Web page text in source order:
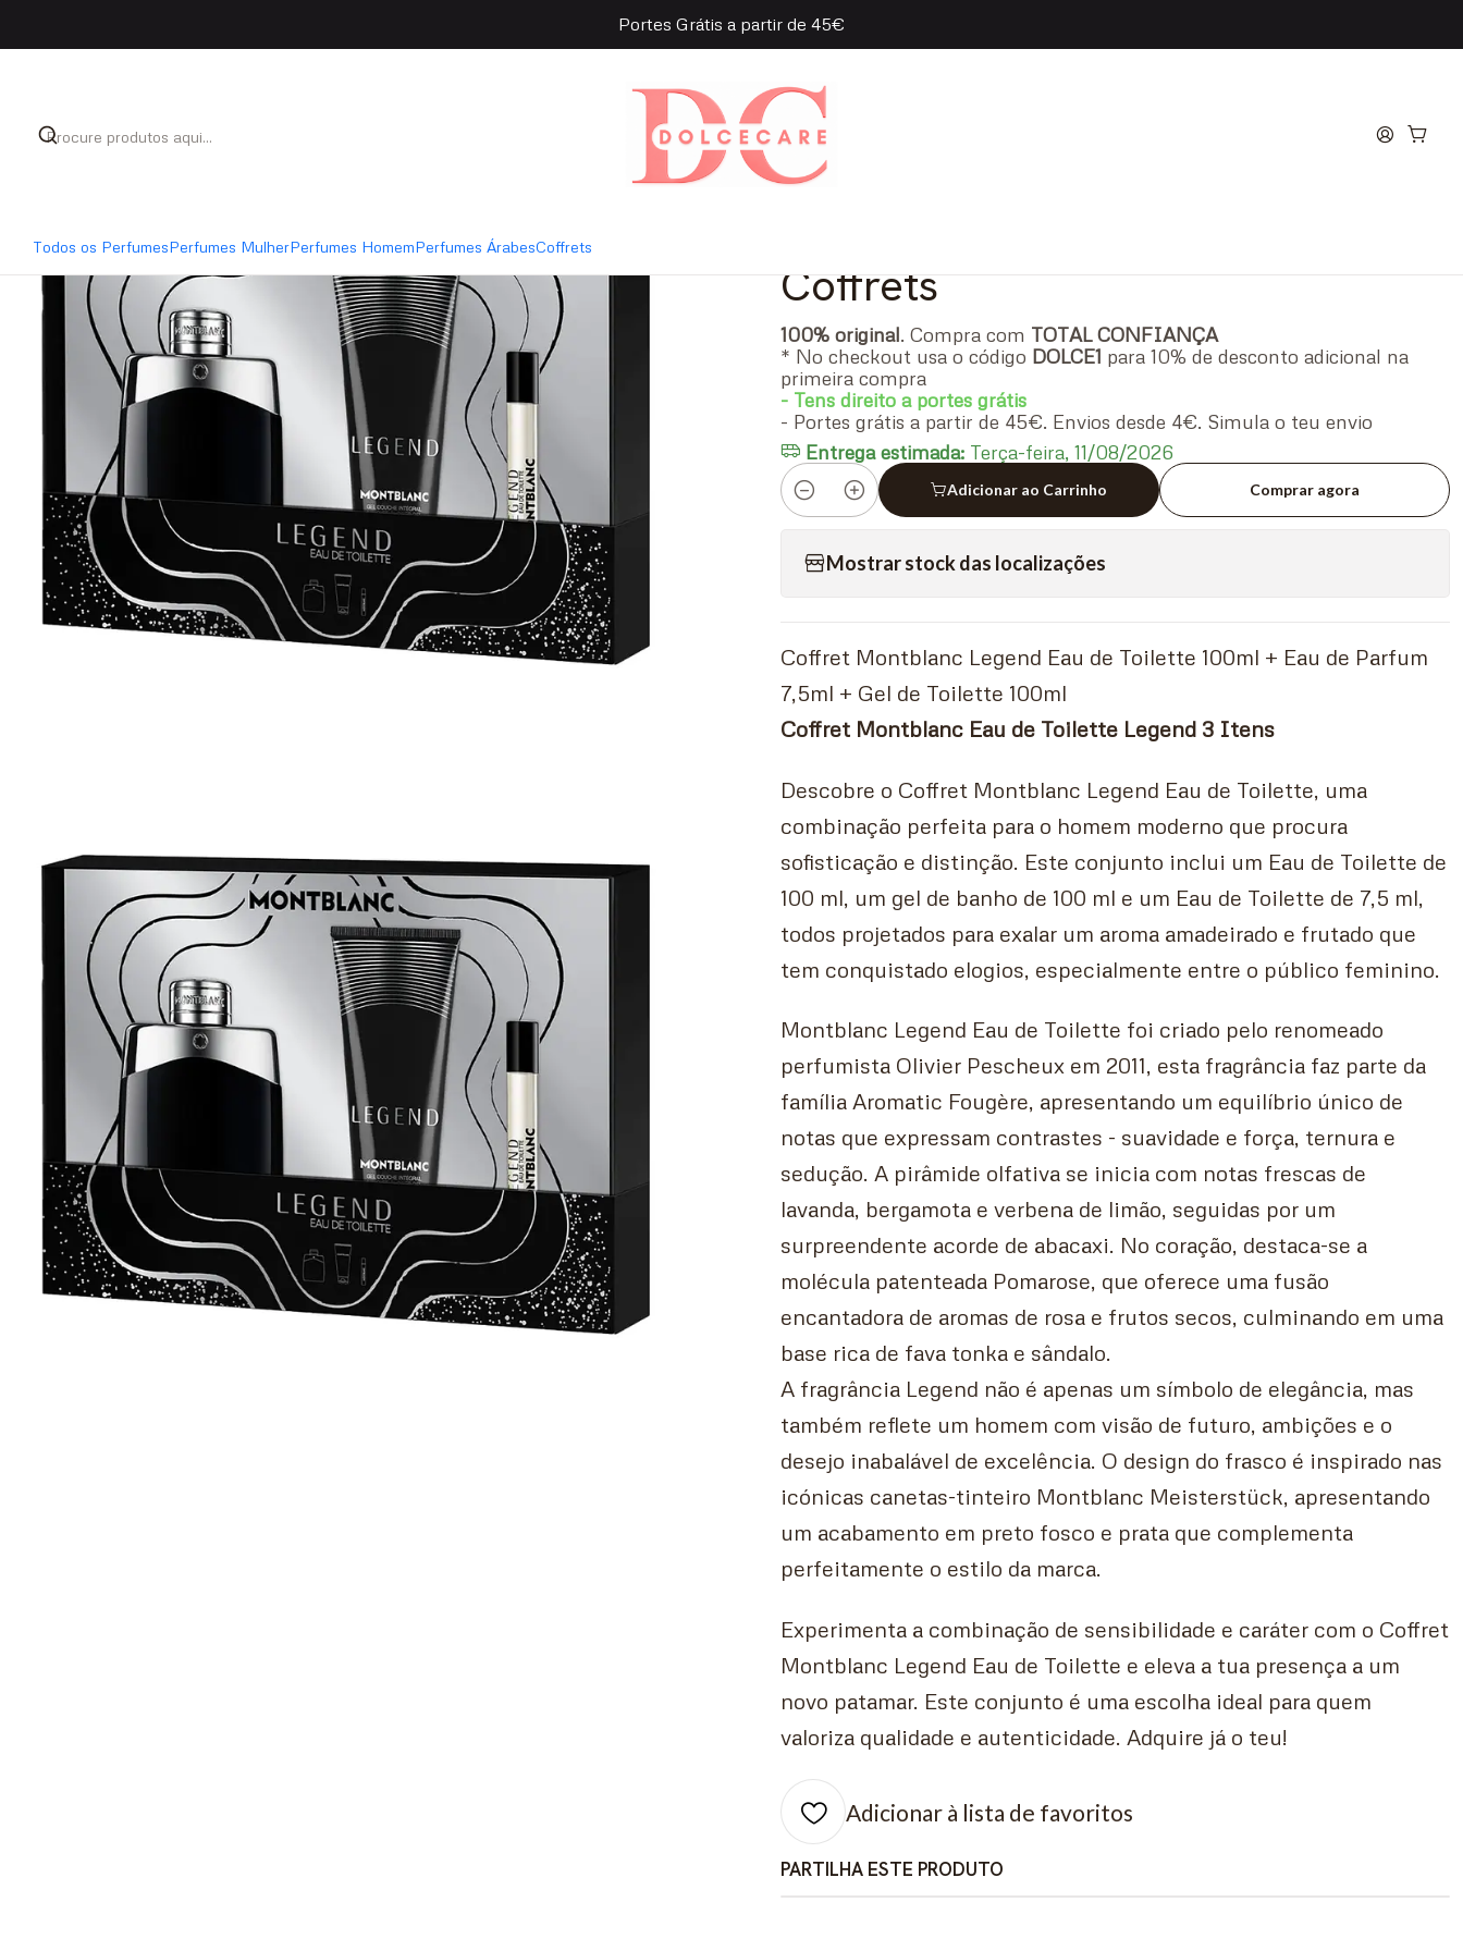
Todos os PerfumesPerfumes MulherPerfumes HomemPerfumes ÁrabesCoffrets
Portes Grátis a partir de 45€
Coffret Montblanc Legend Eau de Toilette 100ml + Eau de Toilette 7,5ml + Gel Duche 100ml
Coffret Montblanc Legend Eau de
Toilette 100ml + Eau de Toilette
Coffrets
100% original. Compra com TOTAL CONFIANÇA
* No checkout usa o código DOLCE1 para 10% de desconto adicional na
primeira compra
- Tens direito a portes grátis
- Portes grátis a partir de 45€. Envios desde 4€. Simula o teu envio
Entrega estimada: Terça-feira, 11/08/2026
Quantidade
Adicionar ao Carrinho Comprar agora
Mostrar stock das localizações
Coffret Montblanc Legend Eau de Toilette 100ml + Eau de Parfum
7,5ml + Gel de Toilette 100ml
Coffret Montblanc Eau de Toilette Legend 3 Itens
Descobre o Coffret Montblanc Legend Eau de Toilette, uma
combinação perfeita para o homem moderno que procura
sofisticação e distinção. Este conjunto inclui um Eau de Toilette de
100 ml, um gel de banho de 100 ml e um Eau de Toilette de 7,5 ml,
todos projetados para exalar um aroma amadeirado e frutado que
tem conquistado elogios, especialmente entre o público feminino.
Montblanc Legend Eau de Toilette foi criado pelo renomeado
perfumista Olivier Pescheux em 2011, esta fragrância faz parte da
família Aromatic Fougère, apresentando um equilíbrio único de
notas que expressam contrastes - suavidade e força, ternura e
sedução. A pirâmide olfativa se inicia com notas frescas de
lavanda, bergamota e verbena de limão, seguidas por um
surpreendente acorde de abacaxi. No coração, destaca-se a
molécula patenteada Pomarose, que oferece uma fusão
encantadora de aromas de rosa e frutos secos, culminando em uma
base rica de fava tonka e sândalo.
A fragrância Legend não é apenas um símbolo de elegância, mas
também reflete um homem com visão de futuro, ambições e o
desejo inabalável de excelência. O design do frasco é inspirado nas
icónicas canetas-tinteiro Montblanc Meisterstück, apresentando
um acabamento em preto fosco e prata que complementa
perfeitamente o estilo da marca.
Experimenta a combinação de sensibilidade e caráter com o Coffret
Montblanc Legend Eau de Toilette e eleva a tua presença a um
novo patamar. Este conjunto é uma escolha ideal para quem
valoriza qualidade e autenticidade. Adquire já o teu!
Adicionar à lista de favoritos
PARTILHA ESTE PRODUTO